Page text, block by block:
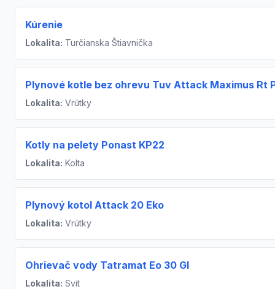
Kúrenie
Lokalita: Turčianska Štiavnička
Plynové kotle bez ohrevu Tuv Attack Maximus Rt
Lokalita: Vrútky
Kotly na pelety Ponast KP22
Lokalita: Kolta
Plynový kotol Attack 20 Eko
Lokalita: Vrútky
Ohrievač vody Tatramat Eo 30 Gl
Lokalita: Svit